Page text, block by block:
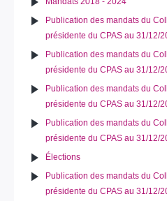
Publication des mandats du
présidente du CPAS au 31/12/
Publication des mandats du
présidente du CPAS au 31/12/
Publication des mandats du
présidente du CPAS au 31/12/
Publication des mandats du
présidente du CPAS au 31/12/
Élections
Publication des mandats du
présidente du CPAS au 31/12/